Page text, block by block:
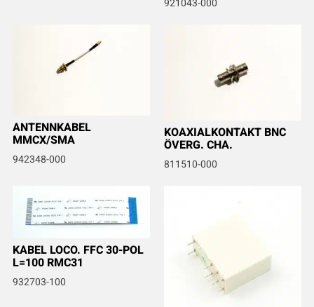
ANTENNKABEL
MMCX/SMA
942348-000
KOAXIALKONTAKT BNC
ÖVERG. CHA.
811510-000
KABEL LOCO. FFC 30-POL
L=100 RMC31
932703-100